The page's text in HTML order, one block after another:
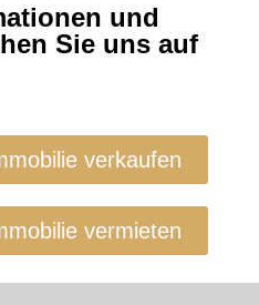
und
Sie uns auf
verkaufen
vermieten